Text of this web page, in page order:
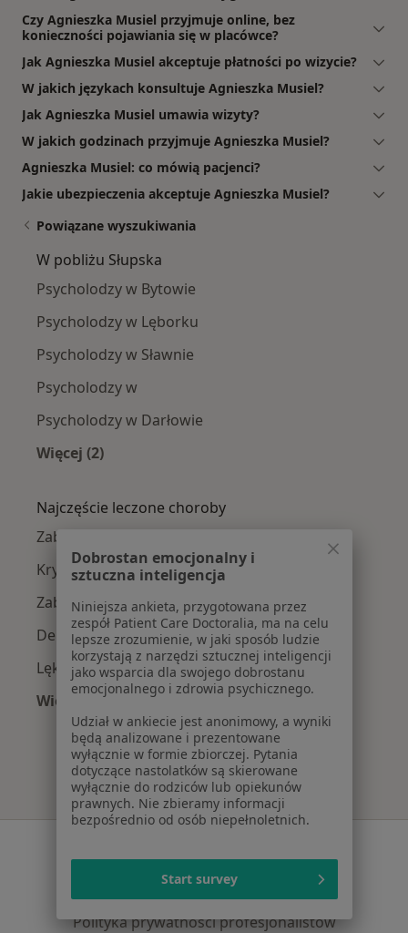
Czy Agnieszka Musiel przyjmuje online, bez
konieczności pojawiania się w placówce?
Jak Agnieszka Musiel akceptuje płatności po wizycie?
W jakich językach konsultuje Agnieszka Musiel?
Jak Agnieszka Musiel umawia wizyty?
W jakich godzinach przyjmuje Agnieszka Musiel?
Agnieszka Musiel: co mówią pacjenci?
Jakie ubezpieczenia akceptuje Agnieszka Musiel?
Powiązane wyszukiwania
W pobliżu Słupska
Psycholodzy w Bytowie
Psycholodzy w Lęborku
Psycholodzy w Sławnie
Psycholodzy w
Psycholodzy w Darłowie
Więcej (2)
Najczęście leczone choroby
Zaburzenia nastroju w Słupsku
Kryzys emocjonalny w Słupsku
Zaburzenia emocjonalne w Słupsku
Depresja w Słupsku
Lęki w Słupsku
Więcej (15)
Więcej w kategorii: Najczęście leczone
Regulamin
Polityka prywatności pacjentów
Polityka prywatności profesjonalistów
Dobrostan emocjonalny i
sztuczna inteligencja
Niniejsza ankieta, przygotowana przez
zespół Patient Care Doctoralia, ma na celu
lepsze zrozumienie, w jaki sposób ludzie
korzystają z narzędzi sztucznej inteligencji
jako wsparcia dla swojego dobrostanu
emocjonalnego i zdrowia psychicznego.
Udział w ankiecie jest anonimowy, a wyniki
będą analizowane i prezentowane
wyłącznie w formie zbiorczej. Pytania
dotyczące nastolatków są skierowane
wyłącznie do rodziców lub opiekunów
prawnych. Nie zbieramy informacji
bezpośrednio od osób niepełnoletnich.
Start survey